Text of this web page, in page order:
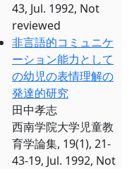
43, Jul. 1992, Not
reviewed
非言語的コミュニケ
ーション能力として
の幼児の表情理解の
発達的研究
田中孝志
西南学院大学児童教
育学論集, 19(1), 21-
43-19, Jul. 1992, Not